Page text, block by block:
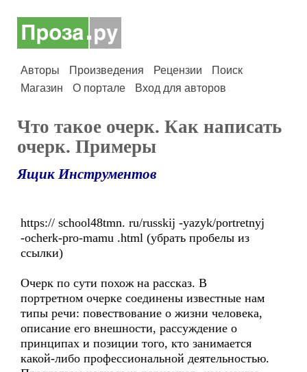
Авторы Произведения Рецензии
Поиск
Магазин
О портале Вход для авторов
Что такое очерк. Как написать
очерк. Примеры
Ящик Инструментов
https:// school48tmn. ru/russkij -yazyk/portretnyj
-ocherk-pro-mamu .html (убрать пробелы из
ссылки)
Очерк по сути похож на рассказ. В
портретном очерке соединены известные нам
типы речи: повествование о жизни человека,
описание его внешности, рассуждение о
принципах и позиции того, кто занимается
какой-либо профессиональной деятельностью.